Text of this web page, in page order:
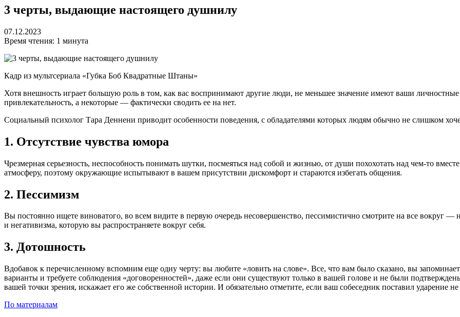
3 черты, выдающие настоящего душнилу
07.12.2023
Время чтения: 1 минута
Кадр из мультсериала «Губка Боб Квадратные Штаны»
Хотя внешность играет большую роль в том, как вас воспринимают другие люди, не меньшее значение имеют ваши
привлекательность, а некоторые — фактически сводить ее на нет.
Социальный психолог Тара Деннени приводит особенности поведения, с обладателями которых людям обычно не слишком
1. Отсутствие чувства юмора
Чрезмерная серьезность, неспособность понимать шутки, посмеяться над собой и жизнью, от души похохотать над чем-то
атмосферу, поэтому окружающие испытывают в вашем присутствии дискомфорт и стараются избегать общения.
2. Пессимизм
Вы постоянно ищете виноватого, во всем видите в первую очередь несовершенство, пессимистично смотрите на все вокруг —
и негативизма, которую вы распространяете вокруг себя.
3. Дотошность
Вдобавок к перечисленному вспомним еще одну черту: вы любите «ловить на слове». Все, что вам было сказано, вы
варианты и требуете соблюдения «договоренностей», даже если они существуют только в вашей голове и не были
вашей точки зрения, искажает его же собственной истории. И обязательно отметите, если ваш собеседник поставил ударение не
По материалам